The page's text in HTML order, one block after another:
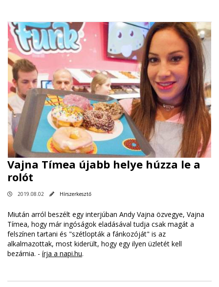
Vajna Tímea újabb helye húzza le a
rolót
2019.08.02 Hírszerkesztő
Miután arról beszélt egy interjúban Andy Vajna özvegye, Vajna
Tímea, hogy már ingóságok eladásával tudja csak magát a
felszínen tartani és "szétlopták a fánkozóját" is az
alkalmazottak, most kiderült, hogy egy ilyen üzletét kell
bezárnia. - írja a napi.hu.